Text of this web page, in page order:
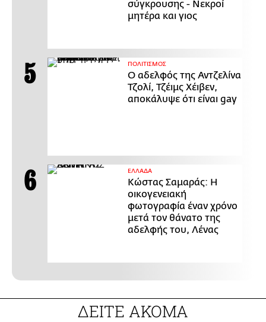
σύγκρουσης - Νεκροί
μητέρα και γιος
ΠΟΛΙΤΙΣΜΟΣ
Ο αδελφός της Αντζελίνα
Τζολί, Τζέιμς Χέιβεν,
αποκάλυψε ότι είναι gay
ΕΛΛΑΔΑ
Κώστας Σαμαράς: Η
οικογενειακή
φωτογραφία έναν χρόνο
μετά τον θάνατο της
αδελφής του, Λένας
ΔΕΙΤΕ ΑΚΟΜΑ